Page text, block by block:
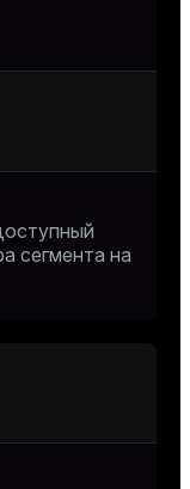
сегмента на